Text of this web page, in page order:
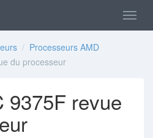
/ Processeurs AMD
du processeur
9375F revue